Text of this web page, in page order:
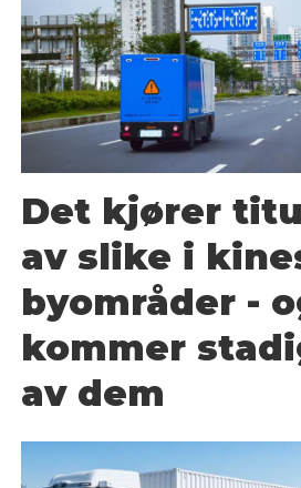
Det kjører
av slike i
byområder -
kommer
av dem